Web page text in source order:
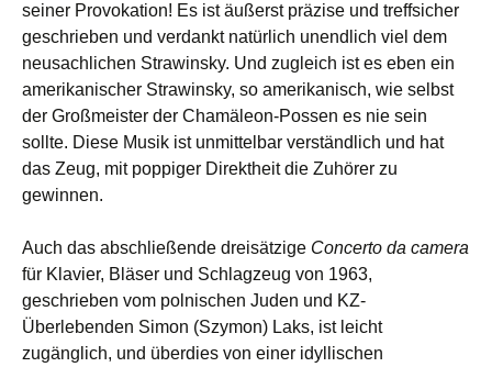
seiner Provokation! Es ist äußerst präzise und treffsicher
geschrieben und verdankt natürlich unendlich viel dem
neusachlichen Strawinsky. Und zugleich ist es eben ein
amerikanischer Strawinsky, so amerikanisch, wie selbst
der Großmeister der Chamäleon-Possen es nie sein
sollte. Diese Musik ist unmittelbar verständlich und hat
das Zeug, mit poppiger Direktheit die Zuhörer zu
gewinnen.
Auch das abschließende dreisätzige Concerto da camera
für Klavier, Bläser und Schlagzeug von 1963,
geschrieben vom polnischen Juden und KZ-
Überlebenden Simon (Szymon) Laks, ist leicht
zugänglich, und überdies von einer idyllischen